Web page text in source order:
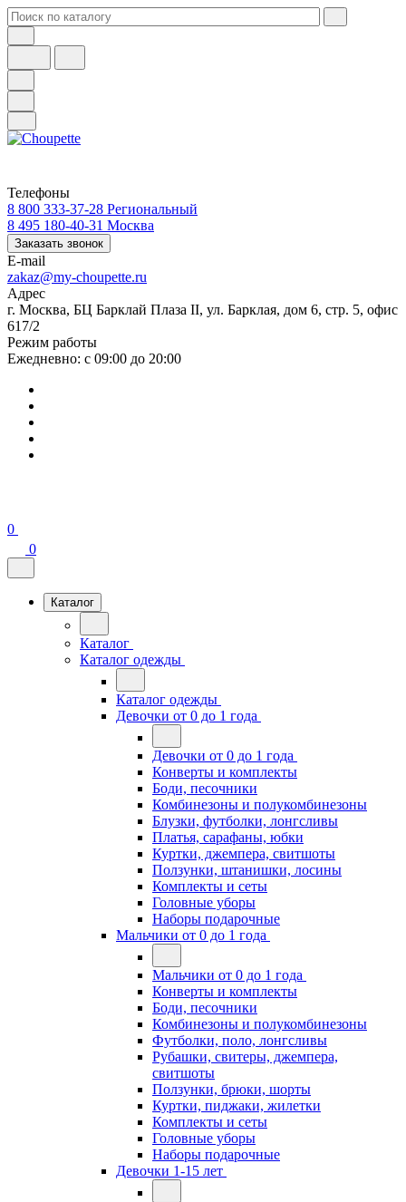
Телефоны
8 800 333-37-28 Региональный
8 495 180-40-31 Москва
Заказать звонок
E-mail
zakaz@my-choupette.ru
Адрес
г. Москва, БЦ Барклай Плаза II, ул. Барклая, дом 6, стр. 5, офис
617/2
Режим работы
Ежедневно: с 09:00 до 20:00
0
0
Каталог
Каталог
Каталог одежды
Каталог одежды
Девочки от 0 до 1 года
Девочки от 0 до 1 года
Конверты и комплекты
Боди, песочники
Комбинезоны и полукомбинезоны
Блузки, футболки, лонгсливы
Платья, сарафаны, юбки
Куртки, джемпера, свитшоты
Ползунки, штанишки, лосины
Комплекты и сеты
Головные уборы
Наборы подарочные
Мальчики от 0 до 1 года
Мальчики от 0 до 1 года
Конверты и комплекты
Боди, песочники
Комбинезоны и полукомбинезоны
Футболки, поло, лонгсливы
Рубашки, свитеры, джемпера,
свитшоты
Ползунки, брюки, шорты
Куртки, пиджаки, жилетки
Комплекты и сеты
Головные уборы
Наборы подарочные
Девочки 1-15 лет